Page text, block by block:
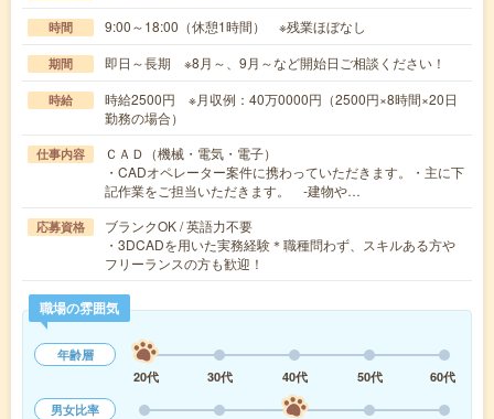
時間 9:00～18:00（休憩1時間） ※残業ほぼなし
期間 即日～長期 ※8月～、9月～など開始日ご相談ください！
時給
時給2500円 ※月収例：40万0000円（2500円×8時間×20日
勤務の場合）
仕事内容
ＣＡＤ（機械・電気・電子）
・CADオペレーター案件に携わっていただきます。・主に下
記作業をご担当いただきます。 -建物や…
応募資格
ブランクOK / 英語力不要
・3DCADを用いた実務経験＊職種問わず、スキルある方や
フリーランスの方も歓迎！
職場の雰囲気
年齢層
20代
30代 40代 50代
60代
男女比率